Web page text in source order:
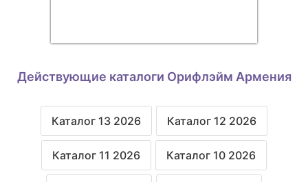
Действующие каталоги Орифлэйм Армения
Каталог 13 2026 Каталог 12 2026
Каталог 11 2026 Каталог 10 2026